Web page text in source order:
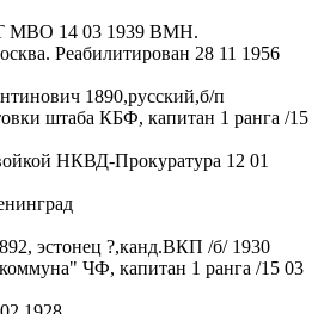
МВО 14 03 1939 ВМН.
Реабилитирован 28 11 1956
1890,русский,б/п
штаба КБФ, капитан 1 ранга /15
НКВД-Прокуратура 12 01
эстонец ?,канд.ВКП /б/ 1930
ЧФ, капитан 1 ранга /15 03